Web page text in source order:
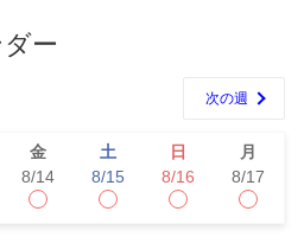
ー
次の週
金
8/14
土
8/15
日
8/16
月
8/17